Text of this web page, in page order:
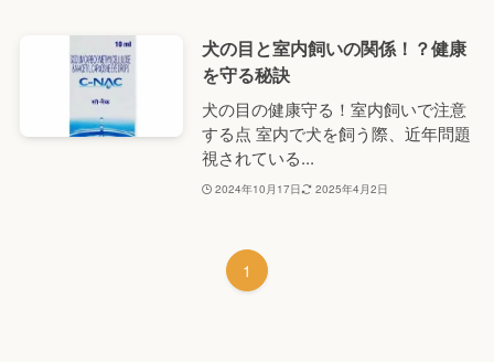
犬の目と室内飼いの関係！？健康
を守る秘訣
犬の目の健康守る！室内飼いで注意
する点 室内で犬を飼う際、近年問題
視されている...
2024年10月17日 2025年4月2日
1